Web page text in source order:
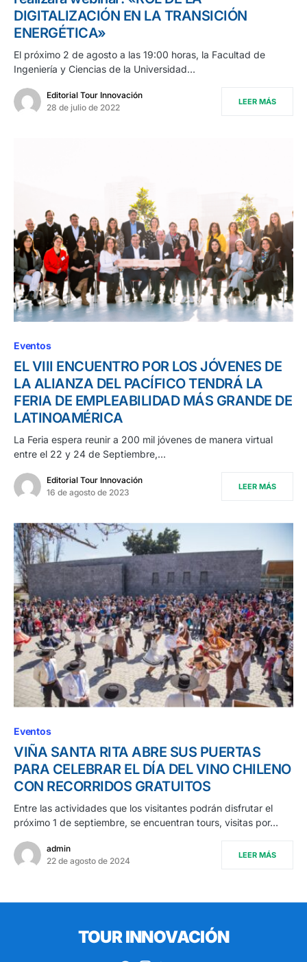
DIGITALIZACIÓN EN LA TRANSICIÓN
ENERGÉTICA»
El próximo 2 de agosto a las 19:00 horas, la Facultad de
Ingeniería y Ciencias de la Universidad…
Editorial Tour Innovación
28 de julio de 2022
LEER MÁS
Eventos
EL VIII ENCUENTRO POR LOS JÓVENES DE
LA ALIANZA DEL PACÍFICO TENDRÁ LA
FERIA DE EMPLEABILIDAD MÁS GRANDE DE
LATINOAMÉRICA
La Feria espera reunir a 200 mil jóvenes de manera virtual
entre el 22 y 24 de Septiembre,…
Editorial Tour Innovación
16 de agosto de 2023
LEER MÁS
Eventos
VIÑA SANTA RITA ABRE SUS PUERTAS
PARA CELEBRAR EL DÍA DEL VINO CHILENO
CON RECORRIDOS GRATUITOS
Entre las actividades que los visitantes podrán disfrutar el
próximo 1 de septiembre, se encuentran tours, visitas por…
admin
22 de agosto de 2024
LEER MÁS
TOUR INNOVACIÓN